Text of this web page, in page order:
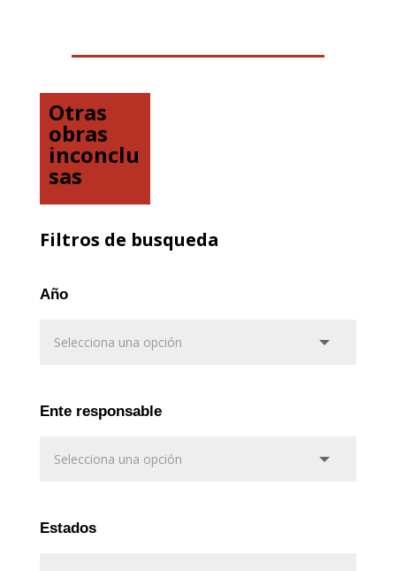
Otras
obras
inconclu
sas
Filtros de busqueda
Año
Ente responsable
Estados